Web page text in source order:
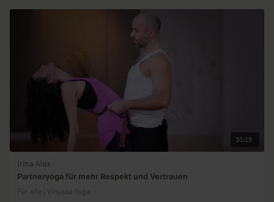
30:19
Irina Alex
Partneryoga für mehr Respekt und Vertrauen
Für alle | Vinyasa Yoga